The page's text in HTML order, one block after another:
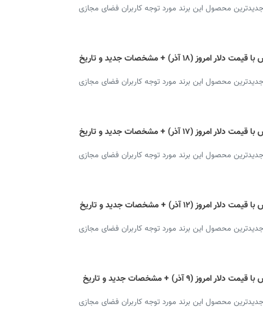
محصول این برند مورد توجه کاربران فضای مجازی
گوشی نوکیا مجیک مکس با قیمت دلار امروز (۱۸ آذر) + مشخصات جدید و تاریخ
محصول این برند مورد توجه کاربران فضای مجازی
گوشی نوکیا مجیک مکس با قیمت دلار امروز (۱۷ آذر) + مشخصات جدید و تاریخ
محصول این برند مورد توجه کاربران فضای مجازی
گوشی نوکیا مجیک مکس با قیمت دلار امروز (۱۲ آذر) + مشخصات جدید و تاریخ
محصول این برند مورد توجه کاربران فضای مجازی
گوشی نوکیا مجیک مکس با قیمت دلار امروز (۹ آذر) + مشخصات جدید و تاریخ
محصول این برند مورد توجه کاربران فضای مجازی